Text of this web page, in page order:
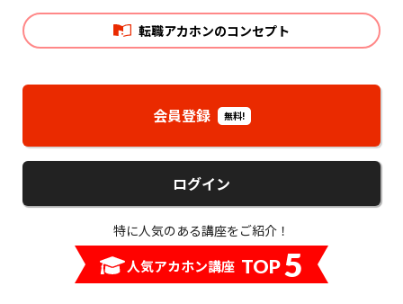
転職アカホンのコンセプト
会員登録 無料!
ログイン
特に人気のある講座をご紹介！
人気アカホン講座 TOP5